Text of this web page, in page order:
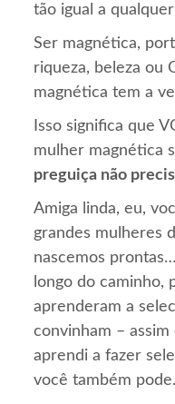
tão igual a
Ser magnética,
riqueza, beleza ou
magnética tem a
Isso significa que
mulher magnética
preguiça não
Amiga linda, eu,
grandes mulheres
nascemos
longo do caminho,
aprenderam a
convinham –
aprendi a fazer
você também pode.